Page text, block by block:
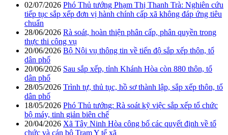
02/07/2026 Phó Thủ tướng Phạm Thị Thanh Trà: Nghiên cứu
tiếp tục sắp xếp đơn vị hành chính cấp xã không đáp ứng tiêu
chuẩn
28/06/2026 Rà soát, hoàn thiện phân cấp, phân quyền trong
thực thi công vụ
20/06/2026 Bộ Nội vụ thông tin về tiến độ sắp xếp thôn, tổ
dân phố
20/06/2026 Sau sắp xếp, tỉnh Khánh Hòa còn 880 thôn, tổ
dân phố
28/05/2026 Trình tự, thủ tục, hồ sơ thành lập, sắp xếp thôn, tổ
dân phố
18/05/2026 Phó Thủ tướng: Rà soát kỹ việc sắp xếp tổ chức
bộ máy, tinh giản biên chế
20/04/2026 Xã Tây Ninh Hòa công bố các quyết định về tổ
chức và cán bộ Trạm Y tế xã